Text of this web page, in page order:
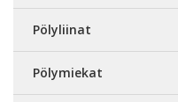
Pölyliinat
Pölymiekat